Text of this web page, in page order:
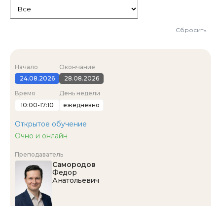
Сбросить
Начало
24.08.2026
Окончание
28.08.2026
Время
10:00-17:10
День недели
ежедневно
Открытое обучение
Очно и онлайн
Преподаватель
Самородов
Федор
Анатольевич